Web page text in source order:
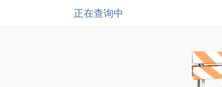
正在查询中